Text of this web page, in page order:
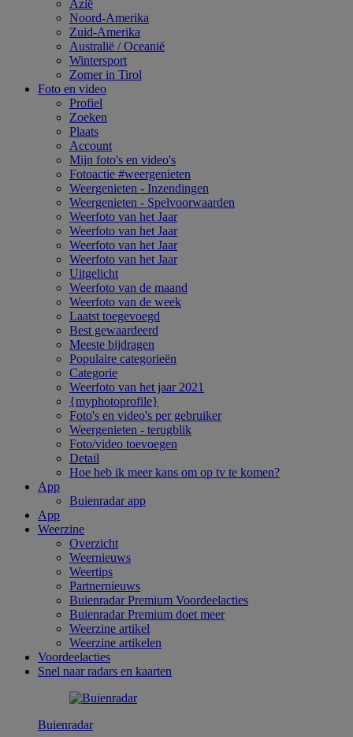
Azië
Noord-Amerika
Zuid-Amerika
Australië / Oceanië
Wintersport
Zomer in Tirol
Foto en video
Profiel
Zoeken
Plaats
Account
Mijn foto's en video's
Fotoactie #weergenieten
Weergenieten - Inzendingen
Weergenieten - Spelvoorwaarden
Weerfoto van het Jaar
Weerfoto van het Jaar
Weerfoto van het Jaar
Weerfoto van het Jaar
Uitgelicht
Weerfoto van de maand
Weerfoto van de week
Laatst toegevoegd
Best gewaardeerd
Meeste bijdragen
Populaire categorieën
Categorie
Weerfoto van het jaar 2021
{myphotoprofile}
Foto's en video's per gebruiker
Weergenieten - terugblik
Foto/video toevoegen
Detail
Hoe heb ik meer kans om op tv te komen?
App
Buienradar app
App
Weerzine
Overzicht
Weernieuws
Weertips
Partnernieuws
Buienradar Premium Voordeelacties
Buienradar Premium doet meer
Weerzine artikel
Weerzine artikelen
Voordeelacties
Snel naar radars en kaarten
Buienradar